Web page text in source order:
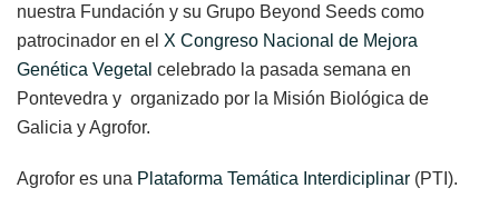
nuestra Fundación y su Grupo Beyond Seeds como
patrocinador en el X Congreso Nacional de Mejora
Genética Vegetal celebrado la pasada semana en
Pontevedra y organizado por la Misión Biológica de
Galicia y Agrofor.
Agrofor es una Plataforma Temática Interdiciplinar (PTI).